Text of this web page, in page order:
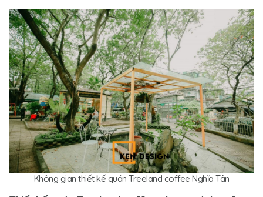
Không gian thiết kế quán Treeland coffee Nghĩa Tân